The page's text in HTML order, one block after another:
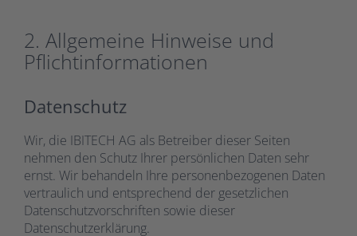
2. Allgemeine Hinweise und
Pflichtinformationen
Datenschutz
Wir, die IBITECH AG als Betreiber dieser Seiten
nehmen den Schutz Ihrer persönlichen Daten sehr
ernst. Wir behandeln Ihre personenbezogenen Daten
vertraulich und entsprechend der gesetzlichen
Datenschutzvorschriften sowie dieser
Datenschutzerklärung.